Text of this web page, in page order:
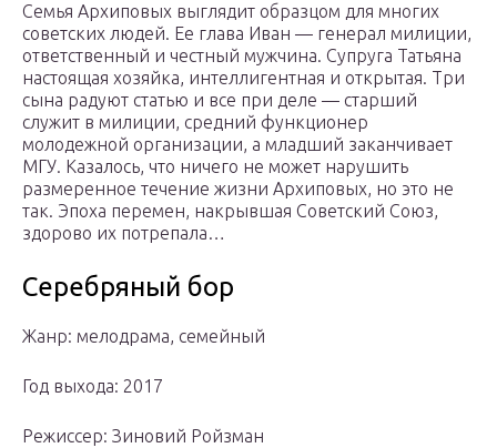
Семья Архиповых выглядит образцом для многих
советских людей. Ее глава Иван — генерал милиции,
ответственный и честный мужчина. Супруга Татьяна
настоящая хозяйка, интеллигентная и открытая. Три
сына радуют статью и все при деле — старший
служит в милиции, средний функционер
молодежной организации, а младший заканчивает
МГУ. Казалось, что ничего не может нарушить
размеренное течение жизни Архиповых, но это не
так. Эпоха перемен, накрывшая Советский Союз,
здорово их потрепала…
Серебряный бор
Жанр: мелодрама, семейный
Год выхода: 2017
Режиссер: Зиновий Ройзман